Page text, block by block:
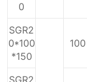
0
SGR2
0*100
*150
100
SGR2